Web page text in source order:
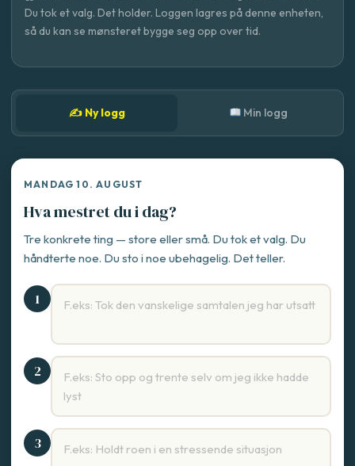
Du tok et valg. Det holder. Loggen lagres på denne enheten,
så du kan se mønsteret bygge seg opp over tid.
✍️ Ny logg Min logg
MANDAG 10. AUGUST
Hva mestret du i dag?
Tre konkrete ting — store eller små. Du tok et valg. Du
håndterte noe. Du sto i noe ubehagelig. Det teller.
1
2
3